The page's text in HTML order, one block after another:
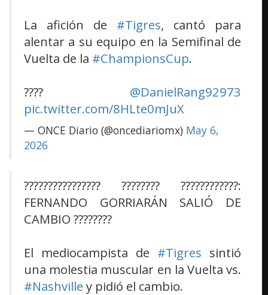
La afición de #Tigres, cantó para
alentar a su equipo en la Semifinal de
Vuelta de la #ChampionsCup.
???? @DanielRang92973
pic.twitter.com/8HLte0mJuX
— ONCE Diario (@oncediariomx) May 6,
2026
???????????????? ???????? ????????????:
FERNANDO GORRIARÁN SALIÓ DE
CAMBIO ????????
El mediocampista de #Tigres sintió
una molestia muscular en la Vuelta vs.
#Nashville y pidió el cambio.